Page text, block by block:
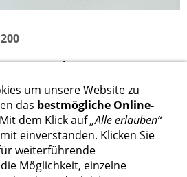
Kit für XJR1200
um unsere Website zu
das bestmögliche Online-
dem Klick auf„Alle erlauben“
einverstanden. Klicken Sie
weiterführende
Möglichkeit, einzelne